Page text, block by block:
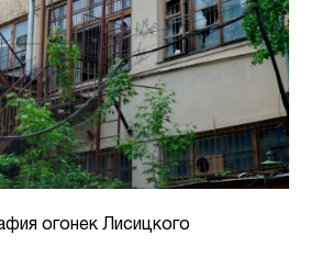
огонек Лисицкого